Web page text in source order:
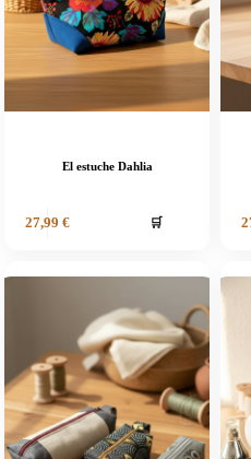
El estuche Dahlia
27,99 € 🛒